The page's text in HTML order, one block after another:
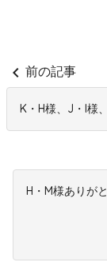
chevron_left 前の記事
K・H様、J・I様
H・M様ありが